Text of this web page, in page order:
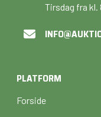
Tirsdag fra kl.
PLATFORM
Forside